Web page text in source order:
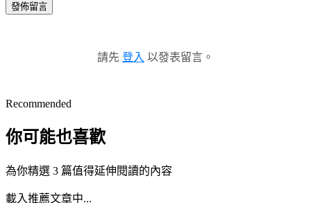
發佈留言
請先 登入 以發表留言。
Recommended
你可能也喜歡
為你精選 3 篇值得延伸閱讀的內容
載入推薦文章中...